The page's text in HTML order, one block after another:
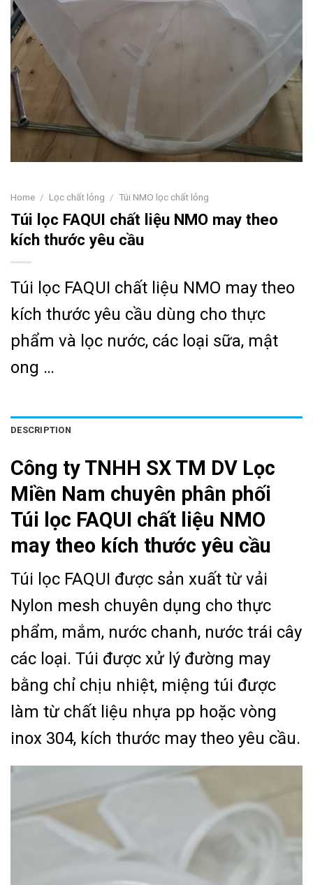
Home / Lọc chất lỏng / Túi NMO lọc chất lỏng
Túi lọc FAQUI chất liệu NMO may theo
kích thước yêu cầu
Túi lọc FAQUI chất liệu NMO may theo
kích thước yêu cầu dùng cho thực
phẩm và lọc nước, các loại sữa, mật
ong …
DESCRIPTION
Công ty TNHH SX TM DV Lọc
Miền Nam chuyên phân phối
Túi lọc FAQUI chất liệu NMO
may theo kích thước yêu cầu
Túi lọc FAQUI được sản xuất từ vải
Nylon mesh chuyên dụng cho thực
phẩm, mắm, nước chanh, nước trái cây
các loại. Túi được xử lý đường may
bằng chỉ chịu nhiệt, miệng túi được
làm từ chất liệu nhựa pp hoặc vòng
inox 304, kích thước may theo yêu cầu.